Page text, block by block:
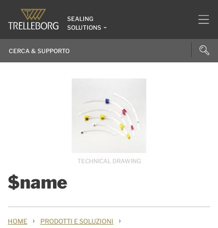
SEALING
SOLUTIONS
$name
TECHNICAL DRAWING
HOME › PRODOTTI E SOLUZIONI ›